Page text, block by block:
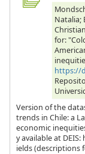
Natalia;
for:
https://
Version of the
trends in Chile: a
economic
y available at
ields (descriptions